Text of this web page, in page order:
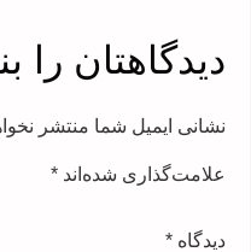
دیدگاهتان را
نشانی ایمیل شما منتشر
علامت‌گذاری شده‌اند *
دیدگاه *